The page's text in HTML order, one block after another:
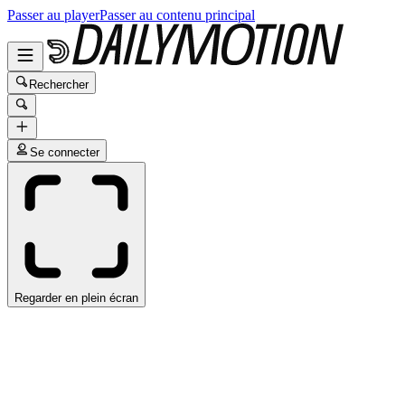
Passer au playerPasser au contenu principal
Rechercher
Se connecter
Regarder en plein écran